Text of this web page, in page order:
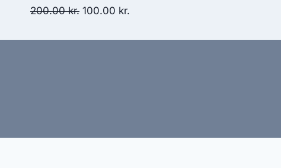
170.00 kr..
200.00kr. Original
100.00 kr.